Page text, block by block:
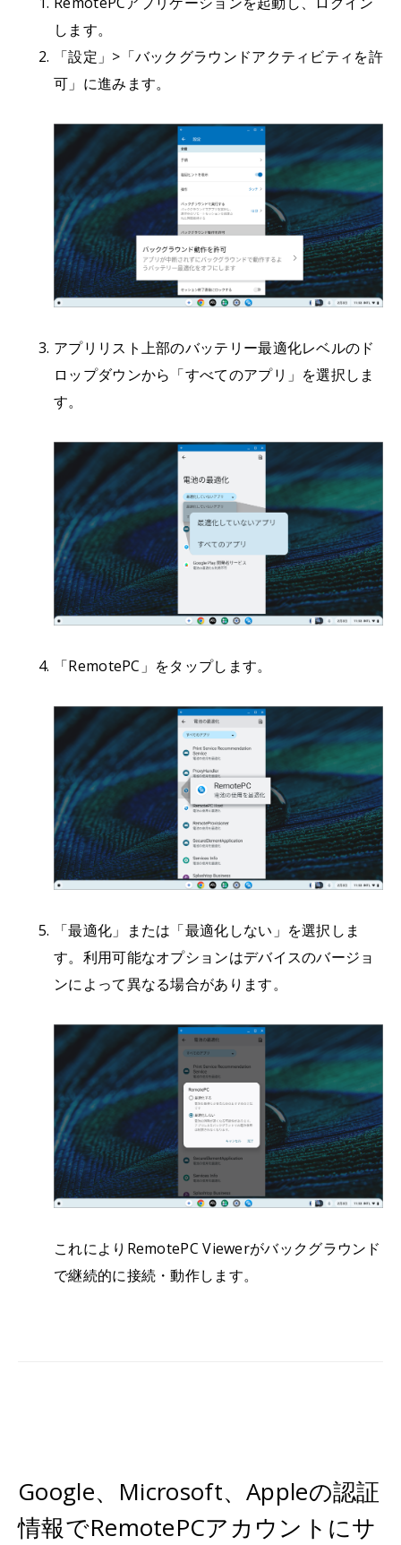
します。
「設定」>「バックグラウンドアクティビティを許
可」に進みます。
アプリリスト上部のバッテリー最適化レベルのド
ロップダウンから「すべてのアプリ」を選択しま
す。
「RemotePC」をタップします。
「最適化」または「最適化しない」を選択しま
す。利用可能なオプションはデバイスのバージョ
ンによって異なる場合があります。
これによりRemotePC Viewerがバックグラウンド
で継続的に接続・動作します。
Google、Microsoft、Appleの認証
情報でRemotePCアカウントにサ